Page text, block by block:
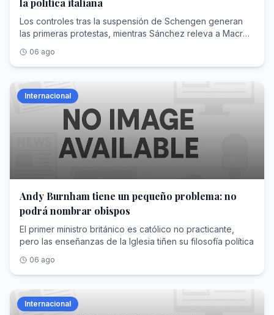
la política italiana
Los controles tras la suspensión de Schengen generan
las primeras protestas, mientras Sánchez releva a Macron
06 ago
Internacional
Andy Burnham tiene un pequeño problema: no
podrá nombrar obispos
El primer ministro británico es católico no practicante,
pero las enseñanzas de la Iglesia tiñen su filosofía política
06 ago
Internacional